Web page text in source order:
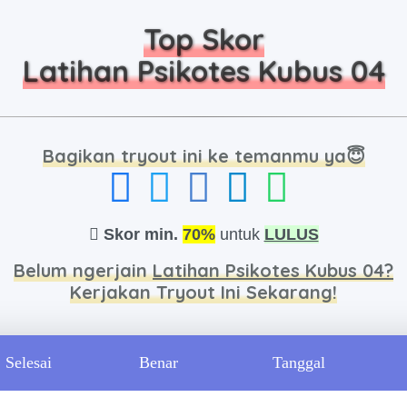
Top Skor
Latihan Psikotes Kubus 04
Bagikan tryout ini ke temanmu ya😇
Skor min. 70%untuk LULUS
Belum ngerjainLatihan Psikotes Kubus 04?
Kerjakan Tryout Ini Sekarang!
Selesai Benar Tanggal